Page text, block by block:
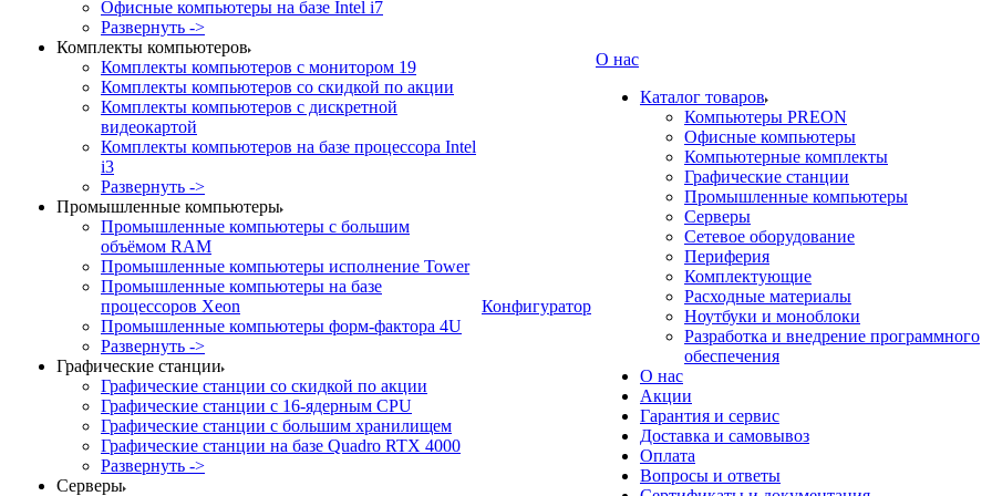
Офисные компьютеры на базе Intel i7
Развернуть ->
Комплекты компьютеров
Комплекты компьютеров с монитором 19
Комплекты компьютеров со скидкой по акции
Комплекты компьютеров с дискретной
видеокартой
Комплекты компьютеров на базе процессора Intel
i3
Развернуть ->
Промышленные компьютеры
Промышленные компьютеры с большим
объёмом RAM
Промышленные компьютеры исполнение Tower
Промышленные компьютеры на базе
процессоров Xeon
Промышленные компьютеры форм-фактора 4U
Развернуть ->
Графические станции
Графические станции со скидкой по акции
Графические станции с 16-ядерным CPU
Графические станции с большим хранилищем
Графические станции на базе Quadro RTX 4000
Развернуть ->
Серверы
Конфигуратор
О нас
Каталог товаров
Компьютеры PREON
Офисные компьютеры
Компьютерные комплекты
Графические станции
Промышленные компьютеры
Серверы
Сетевое оборудование
Периферия
Комплектующие
Расходные материалы
Ноутбуки и моноблоки
Разработка и внедрение программного
обеспечения
О нас
Акции
Гарантия и сервис
Доставка и самовывоз
Оплата
Вопросы и ответы